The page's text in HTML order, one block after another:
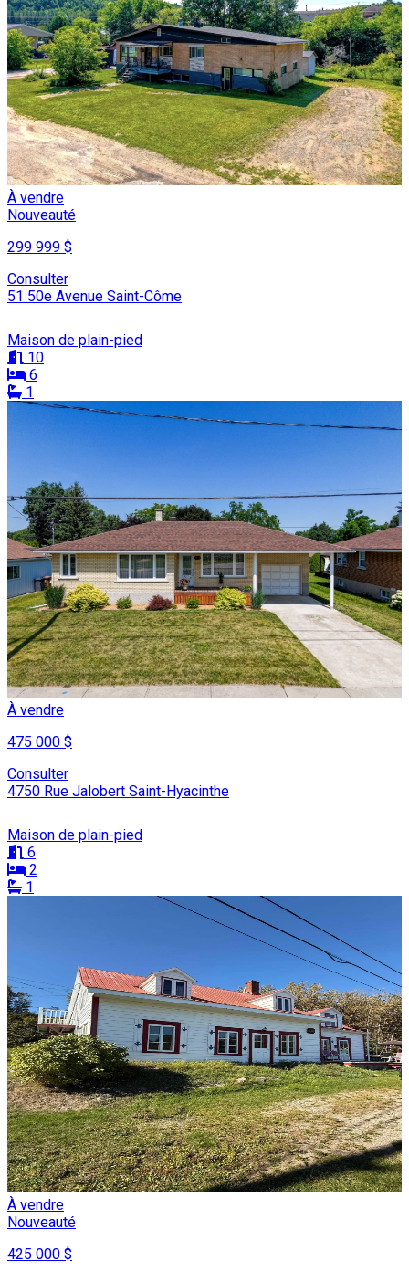
À vendre
Nouveauté
299 999 $
Consulter
51 50e Avenue Saint-Côme
Maison de plain-pied
10
6
1
À vendre
475 000 $
Consulter
4750 Rue Jalobert Saint-Hyacinthe
Maison de plain-pied
6
2
1
À vendre
Nouveauté
425 000 $